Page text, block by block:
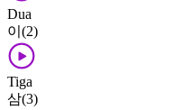
Dua
이(2)
Tiga
삼(3)